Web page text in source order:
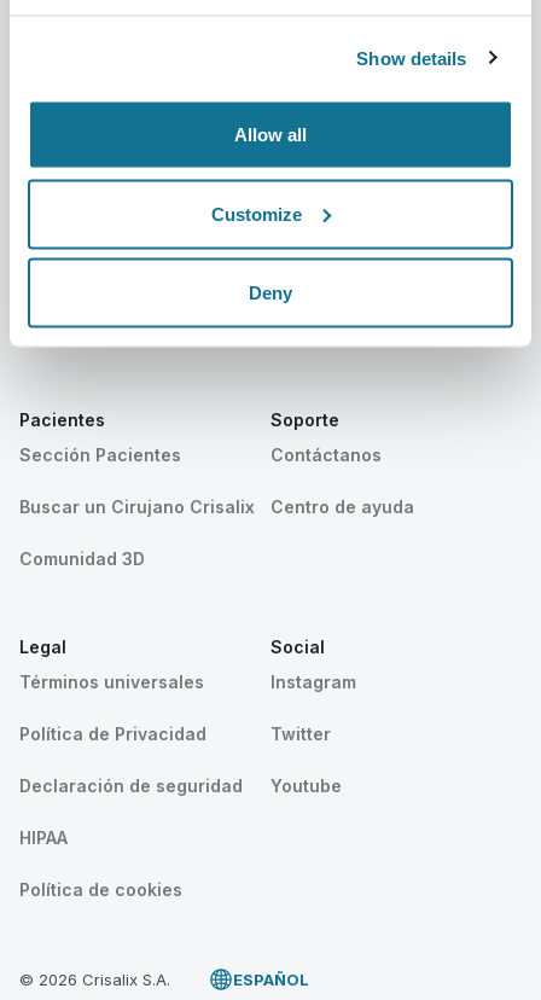
Show details
Allow all
Customize
Deny
Noticias
Recursos
Sección Cirujanos
Plataforma 3D de Negocio
Planes para cirujanos
Reseñas de pacientes
Pacientes
Sección Pacientes
Buscar un Cirujano Crisalix
Comunidad 3D
Soporte
Contáctanos
Centro de ayuda
Legal
Términos universales
Política de Privacidad
Declaración de seguridad
HIPAA
Política de cookies
Social
Instagram
Twitter
Youtube
© 2026 Crisalix S.A. ESPAÑOL